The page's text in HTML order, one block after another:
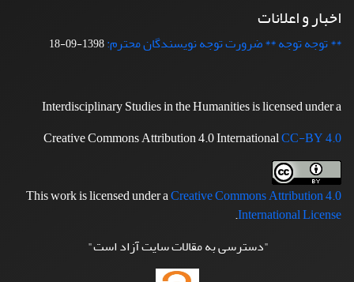
اخبار و اعلانات
** توجه توجه ** ضرورت توجه نویسندگان محترم:1398-09-18
Interdisciplinary Studies in the Humanities is licensed under a
Creative Commons Attribution 4.0 InternationalCC-BY 4.0
This work is licensed under aCreative Commons Attribution 4.0
International License
.
"دسترسی به مقالات سایت آزاد است"